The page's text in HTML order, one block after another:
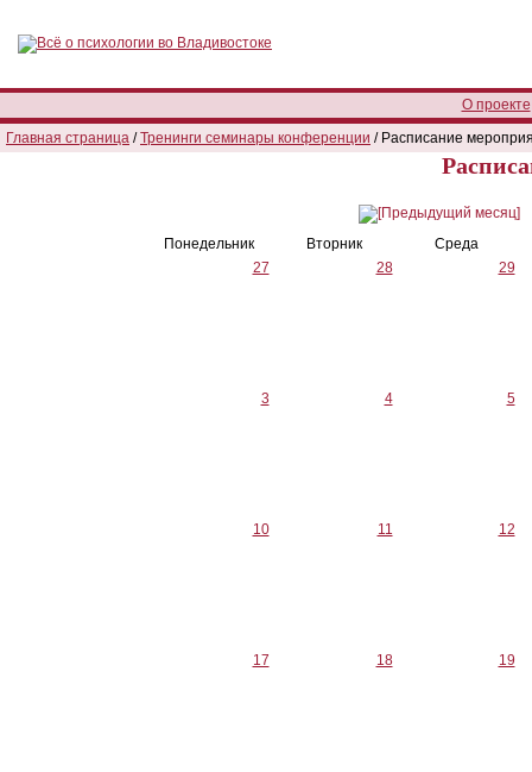
О проекте
Главная страница /Тренинги семинары конференции / Расписание
Понедельник Вторник
Среда
27
28 29
3 4 5
10 11 12
17 18 19